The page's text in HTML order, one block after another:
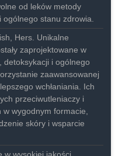
od leków metody
stanu zdrowia.
Hers. Unikalne
zaprojektowane w
detoksykacji i ogólnego
zaawansowanej
wchłaniania. Ich
przeciwutleniaczy i
wygodnym formacie,
skóry i wsparcie